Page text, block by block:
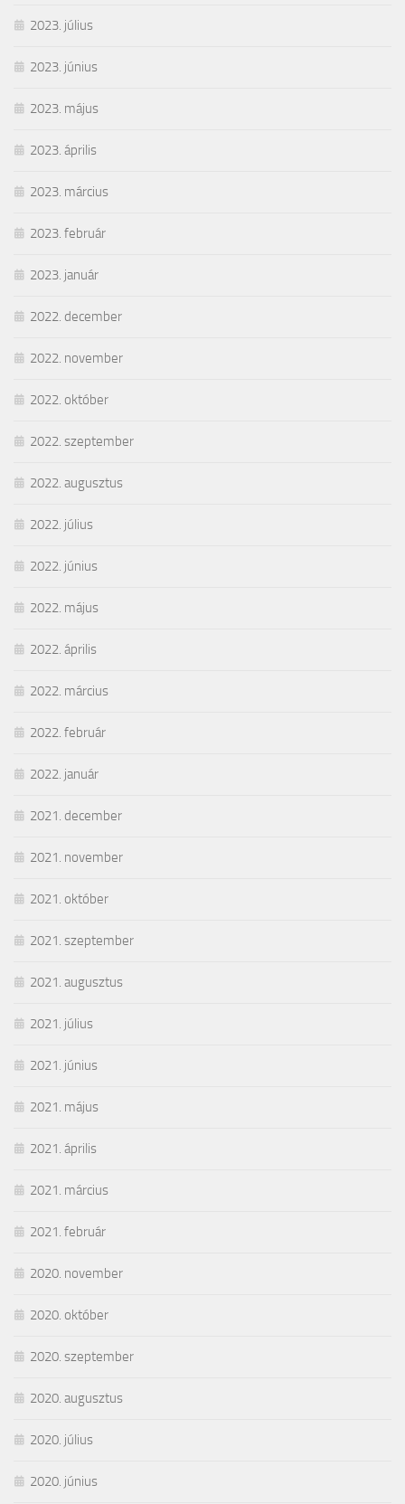
2023. július
2023. június
2023. május
2023. április
2023. március
2023. február
2023. január
2022. december
2022. november
2022. október
2022. szeptember
2022. augusztus
2022. július
2022. június
2022. május
2022. április
2022. március
2022. február
2022. január
2021. december
2021. november
2021. október
2021. szeptember
2021. augusztus
2021. július
2021. június
2021. május
2021. április
2021. március
2021. február
2020. november
2020. október
2020. szeptember
2020. augusztus
2020. július
2020. június